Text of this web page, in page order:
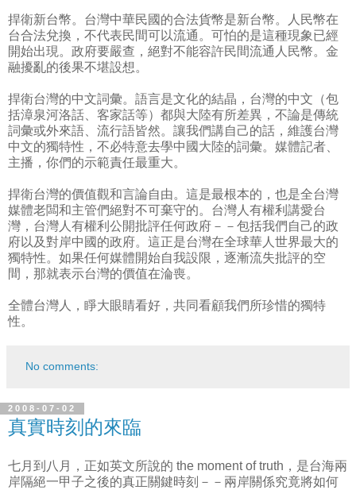
捍衛新台幣。台灣中華民國的合法貨幣是新台幣。人民幣在
台合法兌換，不代表民間可以流通。可怕的是這種現象已經
開始出現。政府要嚴查，絕對不能容許民間流通人民幣。金
融擾亂的後果不堪設想。
捍衛台灣的中文詞彙。語言是文化的結晶，台灣的中文（包
括漳泉河洛話、客家話等）都與大陸有所差異，不論是傳統
詞彙或外來語、流行語皆然。讓我們講自己的話，維護台灣
中文的獨特性，不必特意去學中國大陸的詞彙。媒體記者、
主播，你們的示範責任最重大。
捍衛台灣的價值觀和言論自由。這是最根本的，也是全台灣
媒體老闆和主管們絕對不可棄守的。台灣人有權利講愛台
灣，台灣人有權利公開批評任何政府－－包括我們自己的政
府以及對岸中國的政府。這正是台灣在全球華人世界最大的
獨特性。如果任何媒體開始自我設限，逐漸流失批評的空
間，那就表示台灣的價值在淪喪。
全體台灣人，睜大眼睛看好，共同看顧我們所珍惜的獨特
性。
No comments:
2008-07-02
真實時刻的來臨
七月到八月，正如英文所說的 the moment of truth，是台海兩
岸隔絕一甲子之後的真正關鍵時刻－－兩岸關係究竟將如何